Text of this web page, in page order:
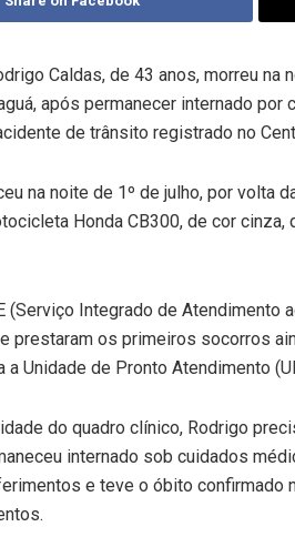
Caldas, de 43 anos, morreu
após permanecer internado
de trânsito registrado no
na noite de 1º de julho, por volta
Honda CB300, de cor
(Serviço Integrado de Atendimento
prestaram os primeiros socorros
a Unidade de Pronto Atendimento
do quadro clínico, Rodrigo
internado sob cuidados
e teve o óbito confirmado